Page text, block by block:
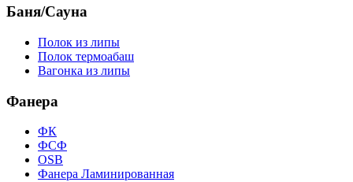
Баня/Сауна
Полок из липы
Полок термоабаш
Вагонка из липы
Фанера
ФК
ФСФ
OSB
Фанера Ламинированная